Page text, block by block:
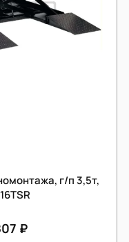
г/п 3,5т,
₽